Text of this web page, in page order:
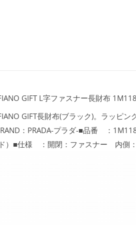
GIFT L字ファスナー長財布
GIFT長財布(ブラック)。ラッピ
：PRADA-プラダ-■品番 ：
）■仕様 ：開閉：ファスナー 内